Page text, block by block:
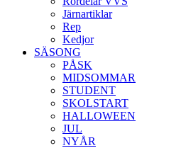
Järnartiklar
Rep
Kedjor
SÄSONG
PÅSK
MIDSOMMAR
STUDENT
SKOLSTART
HALLOWEEN
JUL
NYÅR